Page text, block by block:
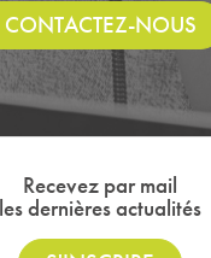
CONTACTEZ-NOUS
Recevez par mail
les dernières actualités